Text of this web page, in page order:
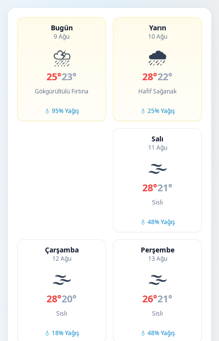
Bugün
9 Ağu
⛈️
25°23°
Gökgürültülü Fırtına
💧 95% Yağış
Yarın
10 Ağu
🌧️
28°22°
Hafif Sağanak
💧 25% Yağış
Salı
11 Ağu
🌫️
28°21°
Sisli
💧 48% Yağış
Çarşamba
12 Ağu
🌫️
28°20°
Sisli
💧 18% Yağış
Perşembe
13 Ağu
🌫️
26°21°
Sisli
💧 48% Yağış